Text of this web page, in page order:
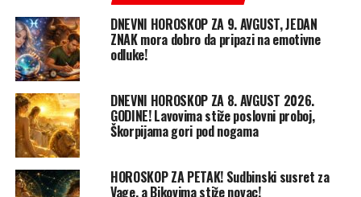
DNEVNI HOROSKOP ZA 9. AVGUST, JEDAN
ZNAK mora dobro da pripazi na emotivne
odluke!
DNEVNI HOROSKOP ZA 8. AVGUST 2026.
GODINE! Lavovima stiže poslovni proboj,
Škorpijama gori pod nogama
HOROSKOP ZA PETAK! Sudbinski susret za
Vage, a Bikovima stiže novac!